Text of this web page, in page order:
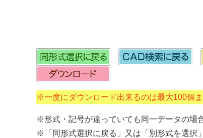
※一度にダウンロード出来るのは最大100個ま
※形式・記号が違っていても同一データの場
※「同形式選択に戻る」又は「別形式を選択